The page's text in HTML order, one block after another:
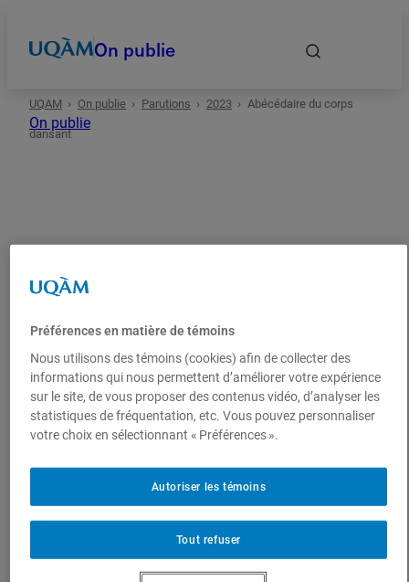
Accueil
Domaines
Types
On publie
UQAM On publie Parutions 2023 Abécédaire du corps
dansant
On publie
2023ArtsRecherche
Abécédaire du corps
dansant
Andrée Martin
Dominique Malaterre
Les Éditions du Passage
Préférences en matière de témoins
Nous utilisons des témoins (cookies) afin de collecter des
informations qui nous permettent d’améliorer votre expérience
sur le site, de vous proposer des contenus vidéo, d’analyser les
statistiques de fréquentation, etc. Vous pouvez personnaliser
votre choix en sélectionnant « Préférences ».
Tout refuser
Autoriser les témoins